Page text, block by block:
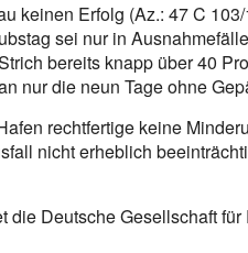
keinen Erfolg (Az.: 47 C
sei nur in
bereits knapp über 40
nur die neun Tage ohne
rechtfertige keine
nicht erheblich
die Deutsche Gesellschaft